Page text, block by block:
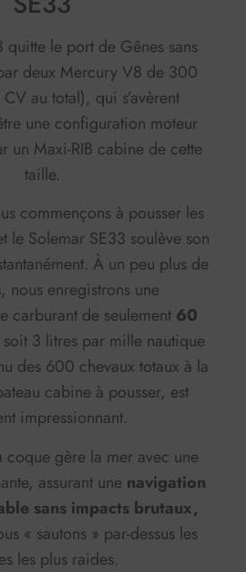
quitte le port de Gênes sans
deux Mercury V8 de 300
au total), qui s’avèrent
une configuration moteur
un Maxi-RIB cabine de cette
taille.
commençons à pousser les
le Solemar SE33 soulève son
À un peu plus de
, nous enregistrons une
carburant de seulement 60
soit 3 litres par mille nautique
des 600 chevaux totaux à la
cabine à pousser, est
impressionnant.
coque gère la mer avec une
assurant une navigation
sans impacts brutaux,
« sautons » par-dessus les
les plus raides.